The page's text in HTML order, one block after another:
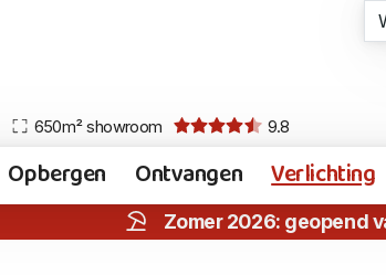
650m² showroom 9.8
Opbergen Ontvangen Verlichting
Zomer 2026: geopend